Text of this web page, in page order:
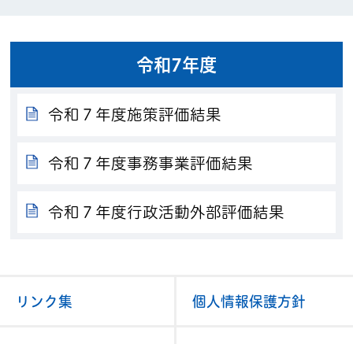
令和7年度
令和７年度施策評価結果
令和７年度事務事業評価結果
令和７年度行政活動外部評価結果
リンク集 個人情報保護方針